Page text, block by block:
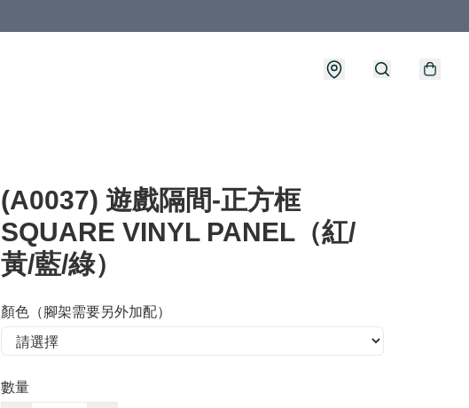
(A0037) 遊戲隔間-正方框
SQUARE VINYL PANEL（紅/
黃/藍/綠）
顏色（腳架需要另外加配）
數量